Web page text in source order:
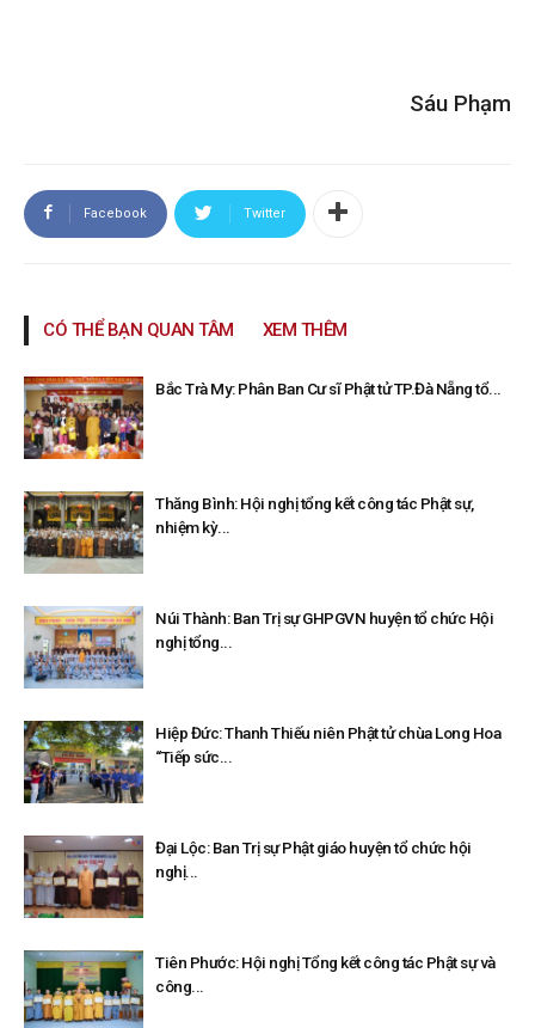
Sáu Phạm
Facebook Twitter
CÓ THỂ BẠN QUAN TÂM XEM THÊM
Bắc Trà My: Phân Ban Cư sĩ Phật tử TP.Đà Nẵng tổ...
Thăng Bình: Hội nghị tổng kết công tác Phật sự,
nhiệm kỳ...
Núi Thành: Ban Trị sự GHPGVN huyện tổ chức Hội
nghị tổng...
Hiệp Đức: Thanh Thiếu niên Phật tử chùa Long Hoa
“Tiếp sức...
Đại Lộc: Ban Trị sự Phật giáo huyện tổ chức hội
nghị...
Tiên Phước: Hội nghị Tổng kết công tác Phật sự và
công...